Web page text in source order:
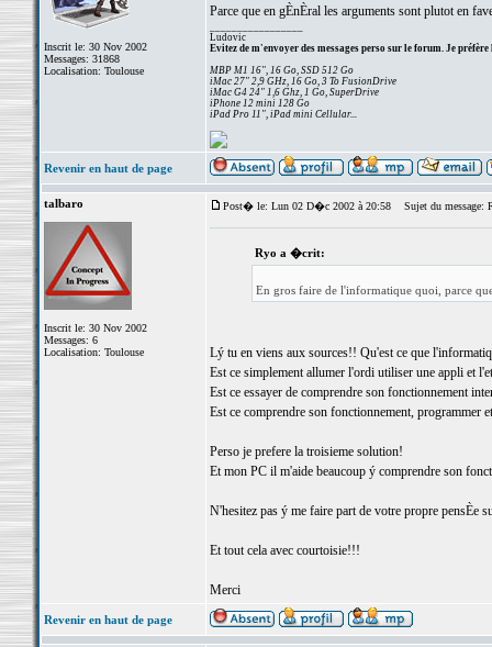
Inscrit le: 30 Nov 2002
Messages: 31868
Localisation: Toulouse
Parce que en gÈnÈral les arguments sont plutot en
Ludovic
Evitez de m'envoyer des messages perso sur le forum. Je préfère
MBP M1 16", 16 Go, SSD 512 Go
iMac 27" 2,9 GHz, 16 Go, 3 To FusionDrive
iMac G4 24" 1,6 Ghz, 1 Go, SuperDrive
iPhone 12 mini 128 Go
iPad Pro 11", iPad mini Cellular...
Revenir en haut de page
talbaro
Inscrit le: 30 Nov 2002
Messages: 6
Localisation: Toulouse
Post� le: Lun 02 D�c 2002 à 20:58 Sujet du message:
Ryo a �crit:
En gros faire de l'informatique quoi, parce
Lý tu en viens aux sources!! Qu'est ce que
Est ce simplement allumer l'ordi utiliser une appli et
Est ce essayer de comprendre son fonctionnement
Est ce comprendre son fonctionnement, programmer
Perso je prefere la troisieme solution!
Et mon PC il m'aide beaucoup ý comprendre son
N'hesitez pas ý me faire part de votre propre pensÈe
Et tout cela avec courtoisie!!!
Merci
Revenir en haut de page